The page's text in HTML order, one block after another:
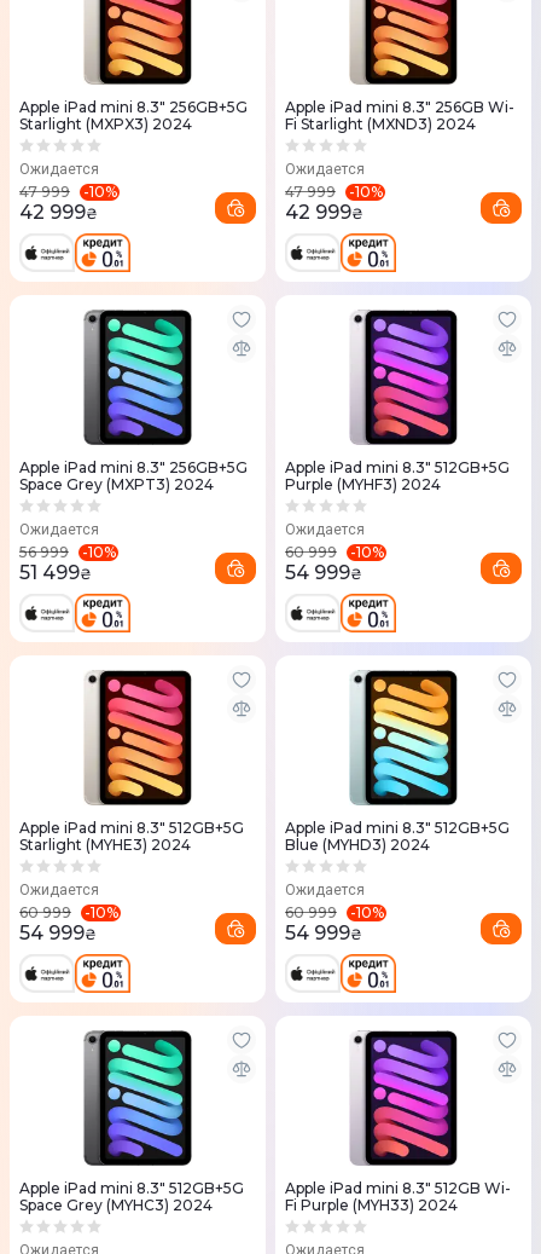
Apple iPad mini 8.3" 256GB+5G
Starlight (MXPX3) 2024
Ожидается
47 999 -10%
42 999₴
Apple iPad mini 8.3" 256GB Wi-
Fi Starlight (MXND3) 2024
Ожидается
47 999 -10%
42 999₴
Apple iPad mini 8.3" 256GB+5G
Space Grey (MXPT3) 2024
Ожидается
56 999 -10%
51 499₴
Apple iPad mini 8.3" 512GB+5G
Purple (MYHF3) 2024
Ожидается
60 999 -10%
54 999₴
Apple iPad mini 8.3" 512GB+5G
Starlight (MYHE3) 2024
Ожидается
60 999 -10%
54 999₴
Apple iPad mini 8.3" 512GB+5G
Blue (MYHD3) 2024
Ожидается
60 999 -10%
54 999₴
Apple iPad mini 8.3" 512GB+5G
Space Grey (MYHC3) 2024
Ожидается
Apple iPad mini 8.3" 512GB Wi-
Fi Purple (MYH33) 2024
Ожидается